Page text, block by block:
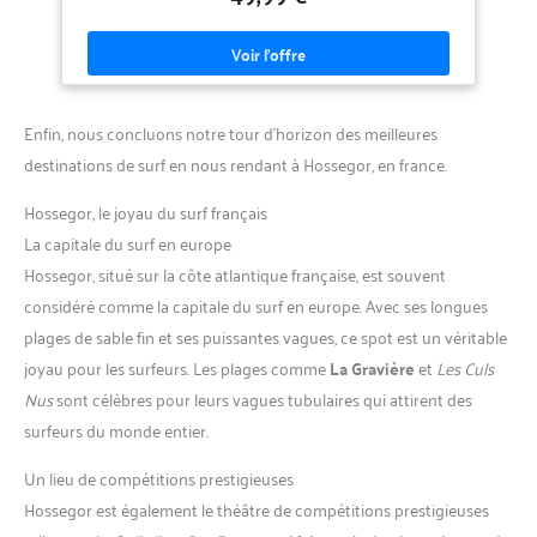
contre le vent et le soleil pendant les activités aquatiques
PANNEAUX EN ELASTANE POUR SOUPLESSE ET CONFORT - Les
zones latérales, les manches et le col sont conçus pour favoriser
la liberté de mouvement et aider à réduire les frottements
pendant l’utilisation prolongée ZIP FRONTAL YKK POUR
pratique avant et après les activités aquatiques CONÇU ET
FABRIQUÉ EN ITALIE PAR CRESSI DEPUIS 1946 - Développé sur
la base de la longue expérience CRESSI dans les combinaisons,
aquatiques, pour une utilisation fiable et fonctionnelle
Enfin, nous concluons notre tour d’horizon des meilleures
destinations de surf en nous rendant à Hossegor, en france.
Hossegor, le joyau du surf français
La capitale du surf en europe
Hossegor, situé sur la côte atlantique française, est souvent
considéré comme la capitale du surf en europe. Avec ses longues
plages de sable fin et ses puissantes vagues, ce spot est un véritable
joyau pour les surfeurs. Les plages commeLa Gravièreet Les Culs
Nussont célèbres pour leurs vagues tubulaires qui attirent des
surfeurs du monde entier.
Un lieu de compétitions prestigieuses
Hossegor est également le théâtre de compétitions prestigieuses